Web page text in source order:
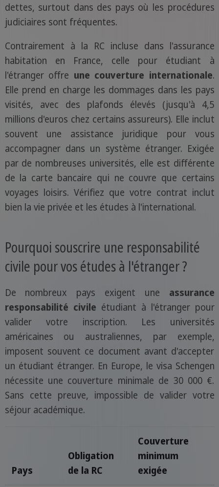
dettes, surtout dans des pays où les procédures
judiciaires sont fréquentes.
Contrairement à la RC incluse dans l'assurance
habitation en France, celle pour étudiant à
l'étranger offre une couverture internationale.
Elle prend en charge les dommages dans les pays
visités, avec des plafonds élevés (jusqu'à 4,5
millions d'euros chez certains assureurs). Elle inclut
souvent une assistance juridique pour vous
accompagner dans un système étranger. Exigée
par de nombreuses universités, elle est différente
de la carte bancaire qui ne couvre que certains
voyages loisirs. Vérifiez que votre contrat inclut
bien la vie privée et les études à l'international.
Pourquoi souscrire une responsabilité
civile pour vos études à l'étranger ?
De nombreux pays exigent une assurance
responsabilité civile étudiant à l'étranger pour
valider votre inscription. Les universités
américaines ou australiennes, par exemple,
imposent souvent ce document avant d'accepter
un étudiant étranger. En Europe, le visa Schengen
nécessite une couverture minimale de 30 000 €.
Sans cette preuve, impossible de valider votre
séjour académique.
Pays
Obligation
de la RC
Couverture
minimum
exigée